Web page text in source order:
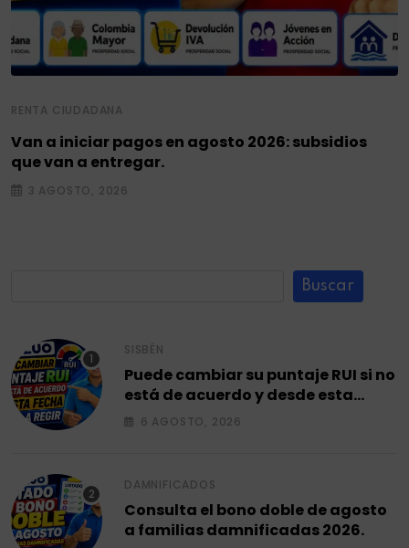
RENTA CIUDADANA
Van a iniciar pagos en agosto 2026: subsidios
que van a entregar.
3 AGOSTO, 2026
Buscar
SISBÉN
Puede cambiar su puntaje RUI si no
está de acuerdo y desde esta
fecha empieza a regir en el 2026.
6 AGOSTO, 2026
DAMNIFICADOS
Consulta el bono doble de agosto
a familias damnificadas 2026.